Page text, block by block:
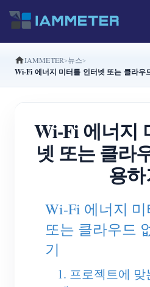
제품
삼상 Wi-Fi 에너지 계
삼상 Wi-Fi 에너지 계
삼상 Wi-Fi 에너지 계
WiFi 전력 컨트롤러
IAMMETER Cloud Pro
EV 충전기
IAMMETER 뉴스
Wi-Fi 에너지 미터를 인터넷 또는 클라우
Wi-Fi 에너지
넷 또는 클라
용
Wi-Fi 에너지
또는 클라우드
기
1. 프로젝트에